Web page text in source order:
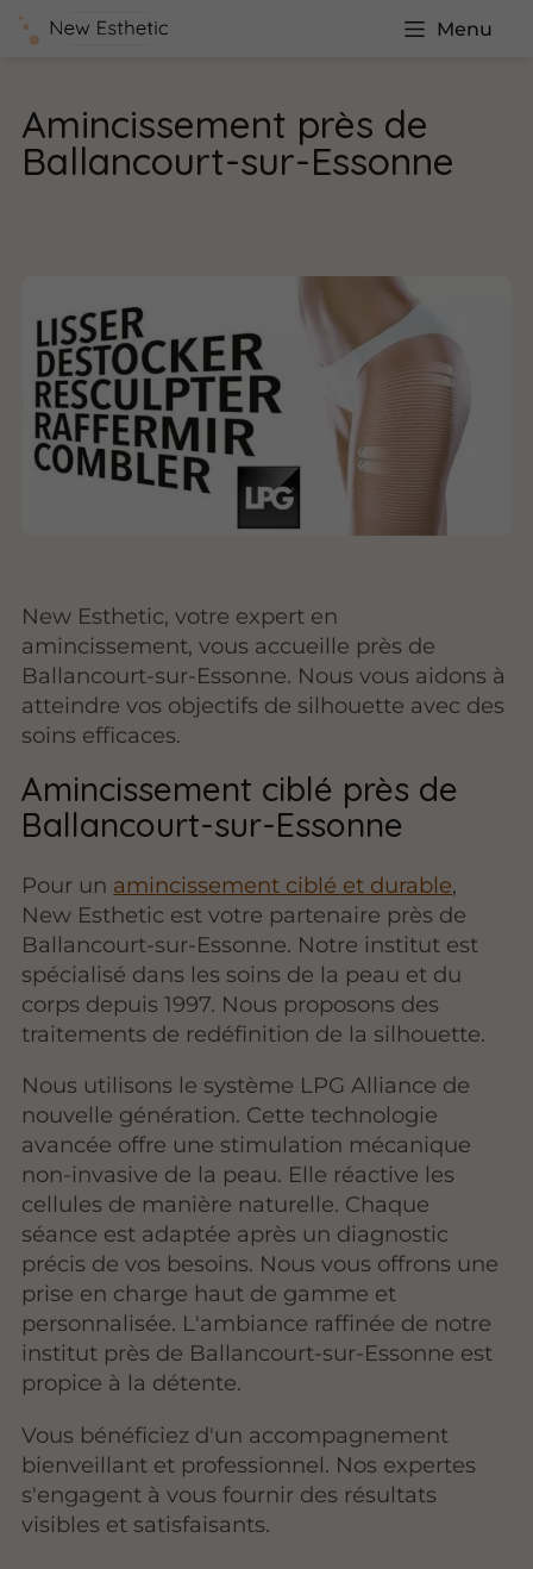
Menu
Amincissement près de
Ballancourt-sur-Essonne
New Esthetic, votre expert en
amincissement, vous accueille près de
Ballancourt-sur-Essonne. Nous vous aidons à
atteindre vos objectifs de silhouette avec des
soins efficaces.
Amincissement ciblé près de
Ballancourt-sur-Essonne
Pour un amincissement ciblé et durable,
New Esthetic est votre partenaire près de
Ballancourt-sur-Essonne. Notre institut est
spécialisé dans les soins de la peau et du
corps depuis 1997. Nous proposons des
traitements de redéfinition de la silhouette.
Nous utilisons le système LPG Alliance de
nouvelle génération. Cette technologie
avancée offre une stimulation mécanique
non-invasive de la peau. Elle réactive les
cellules de manière naturelle. Chaque
séance est adaptée après un diagnostic
précis de vos besoins. Nous vous offrons une
prise en charge haut de gamme et
personnalisée. L'ambiance raffinée de notre
institut près de Ballancourt-sur-Essonne est
propice à la détente.
Vous bénéficiez d'un accompagnement
bienveillant et professionnel. Nos expertes
s'engagent à vous fournir des résultats
visibles et satisfaisants.